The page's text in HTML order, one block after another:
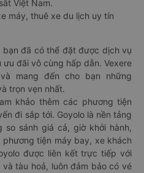
Việt Nam.
máy, thuê xe du lịch uy tín
đã có thể đặt được dịch vụ
đãi vô cùng hấp dẫn. Vexere
mang đến cho bạn những
trọn vẹn nhất.
khảo thêm các phương tiện
đi sắp tới. Goyolo là nền tảng
sánh giá cả, giờ khởi hành,
tiện máy bay, xe khách
được liên kết trực tiếp với
tàu hoả, luôn đảm bảo có vé